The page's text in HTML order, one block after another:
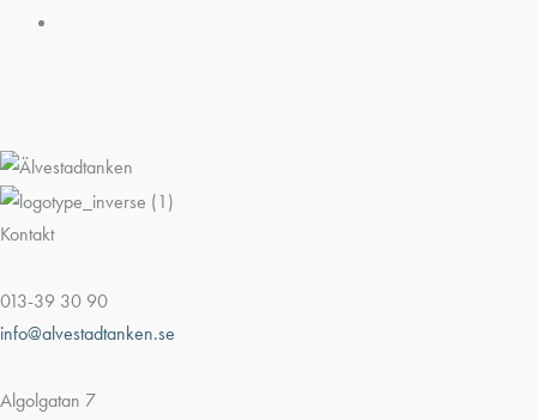
Kontakt
013-39 30 90
info@alvestadtanken.se
Algolgatan 7